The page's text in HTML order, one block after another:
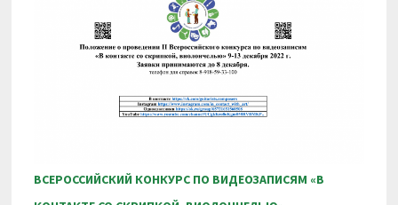
ВСЕРОССИЙСКИЙ КОНКУРС ПО ВИДЕОЗАПИСЯМ «В